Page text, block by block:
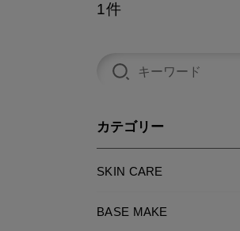
1件
カテゴリー
SKIN CARE
BASE MAKE